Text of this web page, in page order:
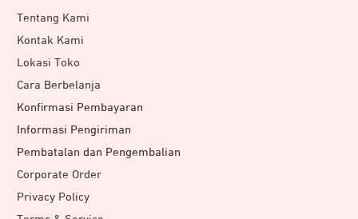
Tentang Kami
Kontak Kami
Lokasi Toko
Cara Berbelanja
Konfirmasi Pembayaran
Informasi Pengiriman
Pembatalan dan Pengembalian
Corporate Order
Privacy Policy